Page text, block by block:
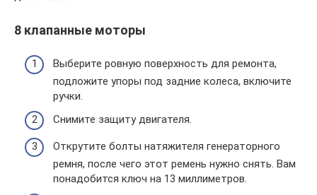
8 клапанные моторы
Выберите ровную поверхность для ремонта,
подложите упоры под задние колеса, включите
ручки.
Снимите защиту двигателя.
Открутите болты натяжителя генераторного
ремня, после чего этот ремень нужно снять. Вам
понадобится ключ на 13 миллиметров.